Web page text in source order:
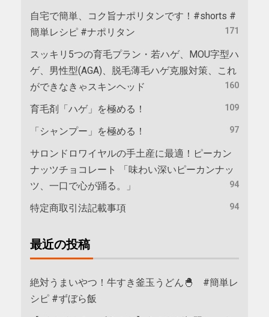
自宅で簡単、コク旨ナポリタンです！#shorts #
簡単レシピ #ナポリタン
171
スッキリ5つの育毛プラン・若ハゲ、MOU字型ハ
ゲ、男性型(AGA)、脱毛薄毛ハゲ克服対策、これ
ができなきゃスキンヘッド
160
育毛剤「ハゲ」を極める！ 109
「シャンプー」を極める！ 97
サロンドロワイヤルの手土産に最適！ピーカン
ナッツチョコレート 「味わい深いピーカンナッ
ツ、一口で心が踊る。」
94
特定商取引法記載事項 94
最近の投稿
絶対うまいやつ！牛すき釜玉うどん🐣 #簡単レ
シピ #ずぼら飯